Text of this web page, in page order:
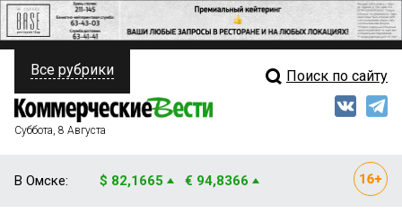
ПОЛИТИКА
ФИНАНСЫ
Свежий выпуск
Все рубрики Поиск по сайту
Суббота, 8 Августа
В Омске: $ 82,1665 € 94,8366